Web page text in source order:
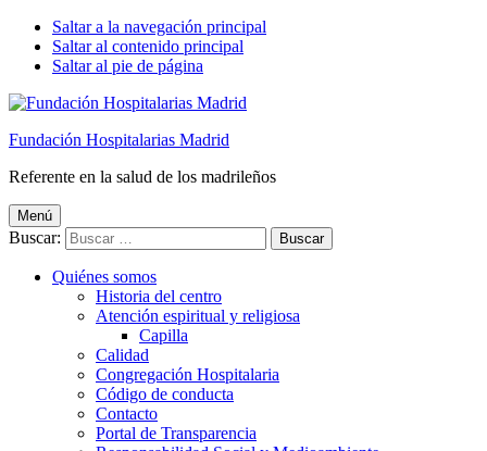
Saltar a la navegación principal
Saltar al contenido principal
Saltar al pie de página
Fundación Hospitalarias Madrid
Referente en la salud de los madrileños
Menú
Buscar:
Quiénes somos
Historia del centro
Atención espiritual y religiosa
Capilla
Calidad
Congregación Hospitalaria
Código de conducta
Contacto
Portal de Transparencia